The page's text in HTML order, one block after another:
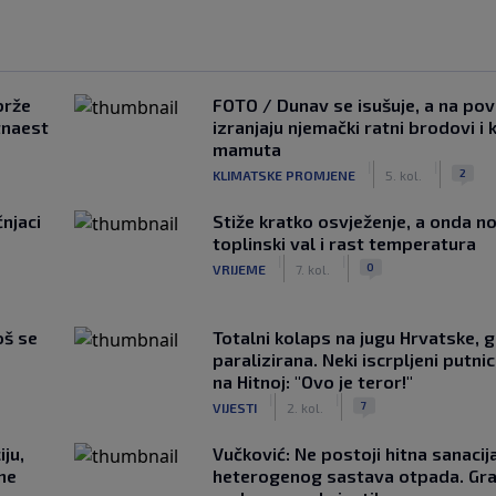
FOTO / Dunav se isušuje, a na
izranjaju njemački ratni brodovi i
mamuta
KLIMATSKE PROMJENE 5. kol. 2
Stiže kratko osvježenje, a onda
toplinski val i rast temperatura
VRIJEME 7. kol. 0
se
Totalni kolaps na jugu Hrvatske,
paralizirana. Neki iscrpljeni
na Hitnoj: "Ovo je teror!"
VIJESTI 2. kol. 7
Vučković: Ne postoji hitna
heterogenog sastava otpada.